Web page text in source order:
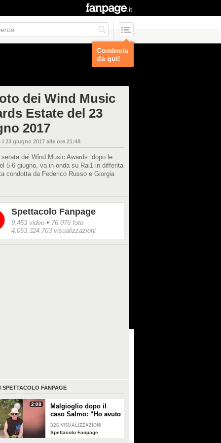
Comincia
da qui!
dei Wind Music
Estate del 23
2017
il 23 giugno 2017 alle ore 21:48
serata dei Wind Music Awards: dopo le
5-6 giugno, va in onda su Rai1 in differita
condotta da Federico Russo e Giorgia
Spettacolo Fanpage
9.453 video • 76.076 foto
4.053.324.703 visualizzazioni
SPETTACOLO FANPAGE
2:08
Malgioglio dopo il
caso Salmo: “Ho avuto
un melanoma. Mettete
la crema, non sentite i
326 VISUALIZZAZIONI
Spettacolo Fanpage